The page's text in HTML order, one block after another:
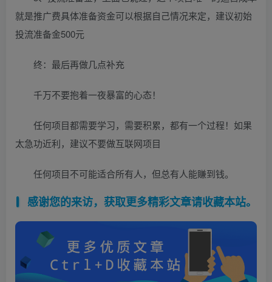
就是推广费具体准备资金可以根据自己情况来定，建议初始
投流准备金500元
终：最后再做几点补充
千万不要抱着一夜暴富的心态！
任何项目都需要学习，需要积累，都有一个过程！如果
太急功近利，建议不要做互联网项目
任何项目不可能适合所有人，但总有人能賺到钱。
感谢您的来访，获取更多精彩文章请收藏本站。